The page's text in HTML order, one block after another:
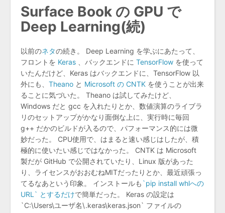
Surface Book の GPU で
Deep Learning(続)
以前のネタの続き。 Deep Learning を学ぶにあたって、
フロントを Keras 、バックエンドに TensorFlow を使って
いたんだけど、Keras はバックエンドに、TensorFlow 以
外にも、 Theano と Microsoft の CNTK を使うことが出来
ることに気づいた。 Theano は試してみたけど、
Windows だと gcc を入れたりとか、数値演算のライブラ
リのセットアップがかなり面倒な上に、実行時に毎回
g++ だかのビルドが入るので、パフォーマンス的には微
妙だった。 CPU使用で、はまると速い感じはしたが、積
極的に使いたい感じではなかった。 CNTK は Microsoft
製だが GitHub で公開されていたり、Linux 版があった
り、ライセンスがおおむねMITだったりとか、最近頑張っ
てるなあという印象。 インストールも `pip install whlへの
URL` とするだけで簡単だった。 Keras の設定は
`C:\Users\ユーザ名\.keras\keras.json` ファイルの